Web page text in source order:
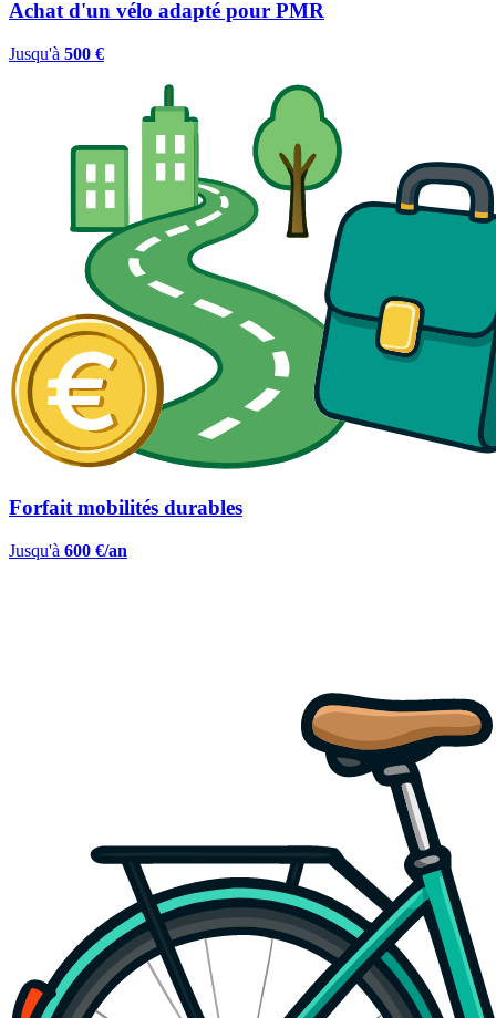
Achat d'un vélo adapté pour PMR
Jusqu'à 500 €
Forfait mobilités durables
Jusqu'à 600 €/an